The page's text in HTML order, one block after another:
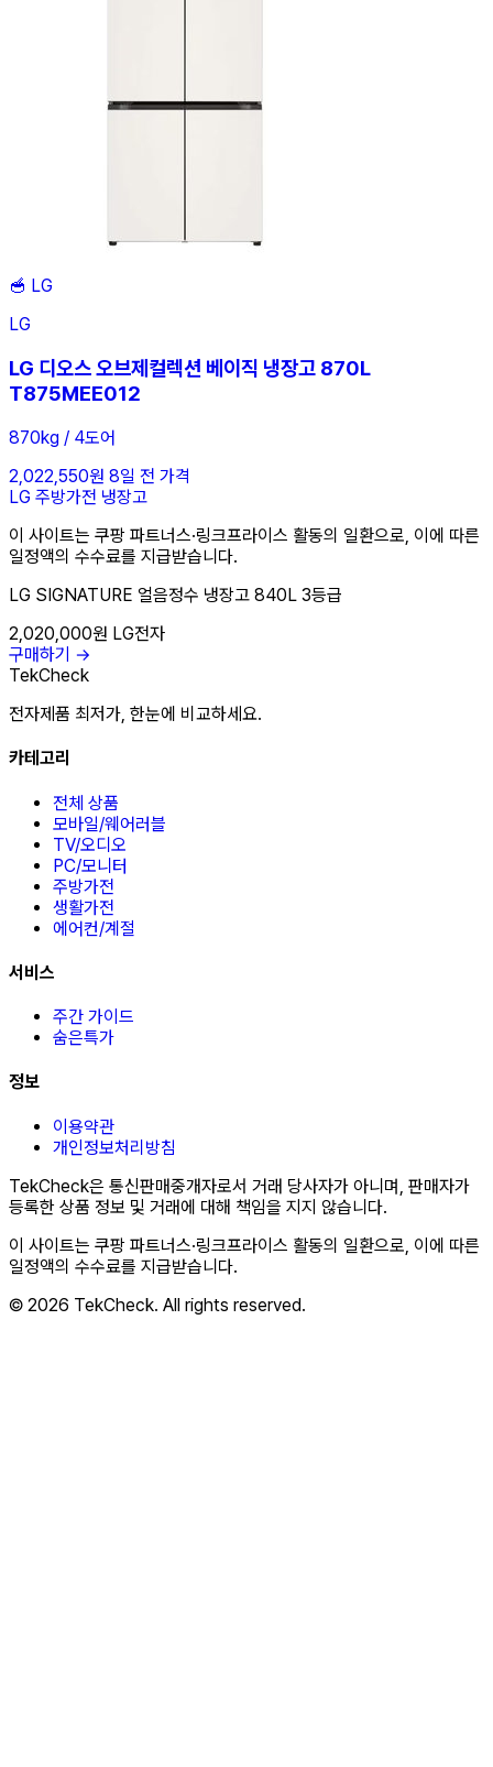
🥣 LG
LG
LG 디오스 오브제컬렉션 베이직 냉장고 870L
T875MEE012
870kg / 4도어
2,022,550원 8일 전 가격
LG 주방가전 냉장고
이 사이트는 쿠팡 파트너스·링크프라이스 활동의 일환으로, 이에 따른
일정액의 수수료를 지급받습니다.
LG SIGNATURE 얼음정수 냉장고 840L 3등급
2,020,000원 LG전자
구매하기 →
TekCheck
전자제품 최저가, 한눈에 비교하세요.
카테고리
전체 상품
모바일/웨어러블
TV/오디오
PC/모니터
주방가전
생활가전
에어컨/계절
서비스
주간 가이드
숨은특가
정보
이용약관
개인정보처리방침
TekCheck은 통신판매중개자로서 거래 당사자가 아니며, 판매자가
등록한 상품 정보 및 거래에 대해 책임을 지지 않습니다.
이 사이트는 쿠팡 파트너스·링크프라이스 활동의 일환으로, 이에 따른
일정액의 수수료를 지급받습니다.
© 2026 TekCheck. All rights reserved.